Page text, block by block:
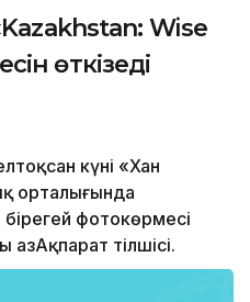
Wise
өткізеді
күні «Хан
орталығында
фотокөрмесі
тілшісі.